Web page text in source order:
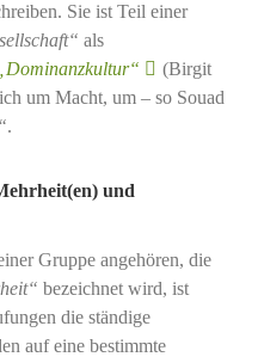
Sie ist Teil einer
als
„Dominanzkultur“
(Birgit
um Macht, um – so Souad
.
und
Gruppe angehören, die
bezeichnet wird, ist
die ständige
auf eine bestimmte